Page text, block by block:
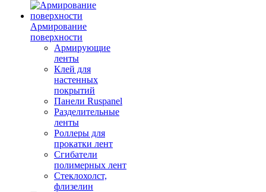
Армирование
поверхности
Армирующие
ленты
Клей для
настенных
покрытий
Панели Ruspanel
Разделительные
ленты
Роллеры для
прокатки лент
Сгибатели
полимерных лент
Стеклохолст,
флизелин